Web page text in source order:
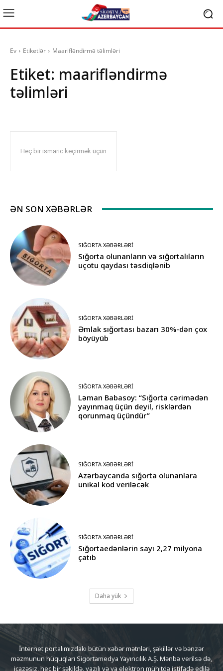
Ev Etiketlər Maarifləndirmə təlimləri
Etiket: maarifləndirmə
təlimləri
Heç bir ismarıc keçirmək üçün
ƏN SON XƏBƏRLƏR
SIĞORTA XƏBƏRLƏRI
Sığorta olunanların və sığortalıların
uçotu qaydası təsdiqlənib
SIĞORTA XƏBƏRLƏRI
Əmlak sığortası bazarı 30%-dən çox
böyüyüb
SIĞORTA XƏBƏRLƏRI
Ləman Babasoy: “Sığorta cərimədən
yayınmaq üçün deyil, risklərdən
qorunmaq üçündür”
SIĞORTA XƏBƏRLƏRI
Azərbaycanda sığorta olunanlara
unikal kod veriləcək
SIĞORTA XƏBƏRLƏRI
Sığortaedənlərin sayı 2,27 milyona
çatıb
Daha yük
İnternet portalımızdakı bütün xəbər mətnləri, şəkillər və bənzər
məzmunun hüquqları Sigortamedya Yayıncılık A.Ş. Mənbə verilsə də,
icazəsiz, heç bir şəkildə, yazılı və ya elektron mühitdə istifadə edilə